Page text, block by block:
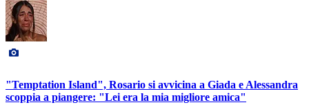
"Temptation Island", Rosario si avvicina a Giada e Alessandra
scoppia a piangere: "Lei era la mia migliore amica"